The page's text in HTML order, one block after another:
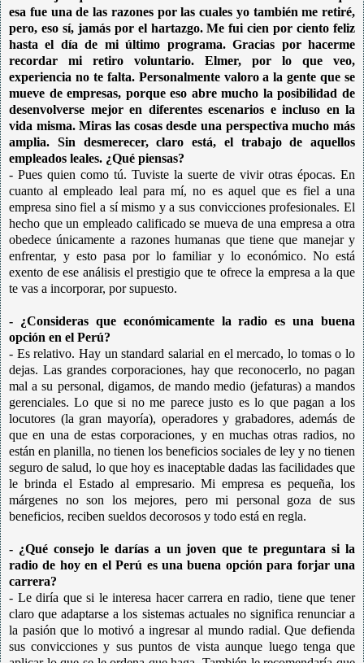
esa fue una de las razones por las cuales yo también me retiré,
pero, eso sí, jamás por el hartazgo. Me fui cien por ciento feliz
hasta el día de mi último programa. Gracias por hacerme
recordar mi retiro voluntario. Elmer, por lo que veo,
experiencia no te falta. Personalmente valoro a la gente que se
mueve de empresas, porque eso abre mucho la posibilidad de
desenvolverse mejor en diferentes escenarios e incluso en la
vida misma. Miras las cosas desde una perspectiva mucho más
amplia. Sin desmerecer, claro está, el trabajo de aquellos
empleados leales. ¿Qué piensas?
- Pues quien como tú. Tuviste la suerte de vivir otras épocas. En
cuanto al empleado leal para mí, no es aquel que es fiel a una
empresa sino fiel a sí mismo y a sus convicciones profesionales. El
hecho que un empleado calificado se mueva de una empresa a otra
obedece únicamente a razones humanas que tiene que manejar y
enfrentar, y esto pasa por lo familiar y lo económico. No está
exento de ese análisis el prestigio que te ofrece la empresa a la que
te vas a incorporar, por supuesto.
- ¿Consideras que económicamente la radio es una buena
opción en el Perú?
- Es relativo. Hay un standard salarial en el mercado, lo tomas o lo
dejas. Las grandes corporaciones, hay que reconocerlo, no pagan
mal a su personal, digamos, de mando medio (jefaturas) a mandos
gerenciales. Lo que si no me parece justo es lo que pagan a los
locutores (la gran mayoría), operadores y grabadores, además de
que en una de estas corporaciones, y en muchas otras radios, no
están en planilla, no tienen los beneficios sociales de ley y no tienen
seguro de salud, lo que hoy es inaceptable dadas las facilidades que
le brinda el Estado al empresario. Mi empresa es pequeña, los
márgenes no son los mejores, pero mi personal goza de sus
beneficios, reciben sueldos decorosos y todo está en regla.
- ¿Qué consejo le darías a un joven que te preguntara si la
radio de hoy en el Perú es una buena opción para forjar una
carrera?
- Le diría que si le interesa hacer carrera en radio, tiene que tener
claro que adaptarse a los sistemas actuales no significa renunciar a
la pasión que lo motivó a ingresar al mundo radial. Que defienda
sus convicciones y sus puntos de vista aunque luego tenga que